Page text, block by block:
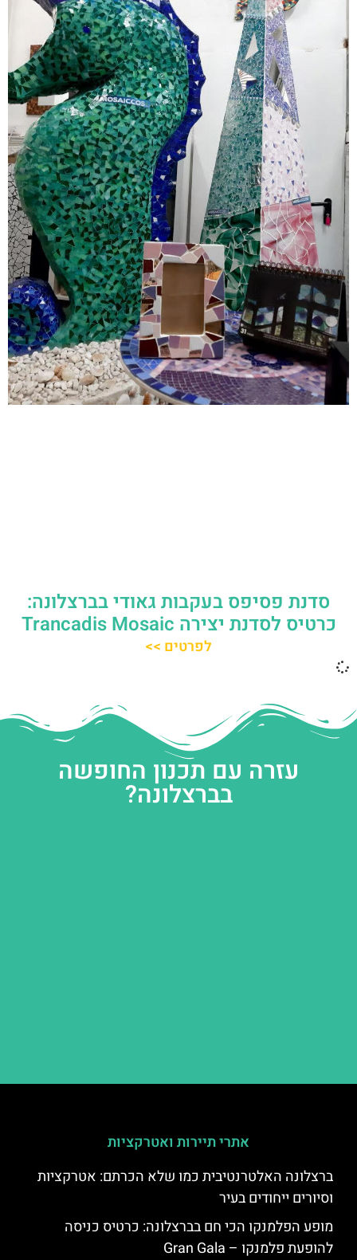
סדנת פסיפס בעקבות גאודי בברצלונה:
כרטיס לסדנת יצירה Trancadis Mosaic
לפרטים >>
עזרה עם תכנון החופשה
בברצלונה?
אתרי תיירות ואטרקציות
ברצלונה האלטרנטיבית כמו שלא הכרתם: אטרקציות
וסיורים ייחודים בעיר
מופע הפלמנקו הכי חם בברצלונה: כרטיס כניסה
להופעת פלמנקו – Gran Gala